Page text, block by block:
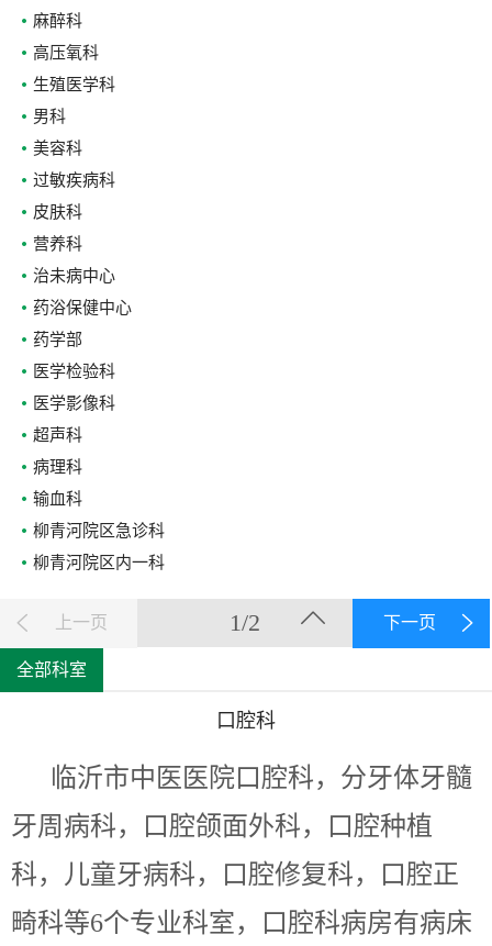
麻醉科
高压氧科
生殖医学科
男科
美容科
过敏疾病科
皮肤科
营养科
治未病中心
药浴保健中心
药学部
医学检验科
医学影像科
超声科
病理科
输血科
柳青河院区急诊科
柳青河院区内一科
上一页 1/2 下一页
全部科室
口腔科
临沂市中医医院口腔科，分牙体牙髓
牙周病科，口腔颌面外科，口腔种植
科，儿童牙病科，口腔修复科，口腔正
畸科等6个专业科室，口腔科病房有病床